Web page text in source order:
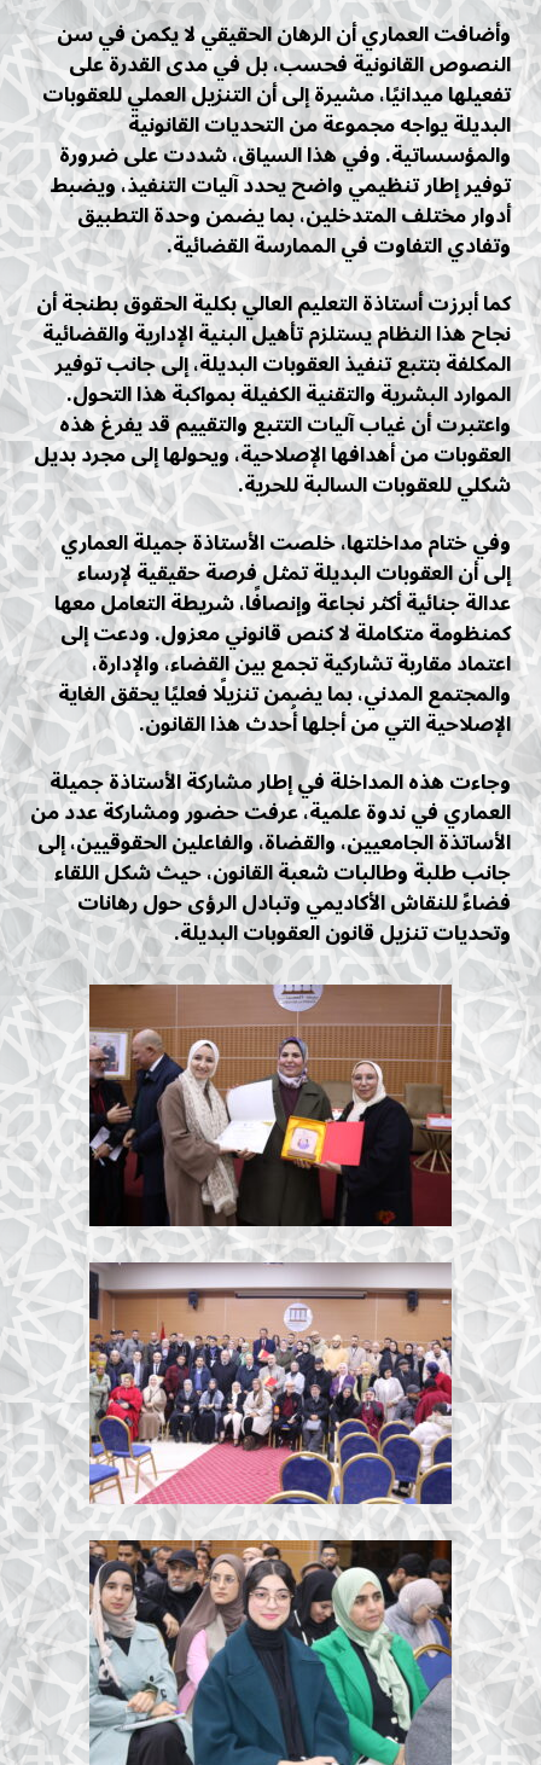
وأضافت العماري أن الرهان الحقيقي لا يكمن في سن
النصوص القانونية فحسب، بل في مدى القدرة على
تفعيلها ميدانيًا، مشيرة إلى أن التنزيل العملي للعقوبات
البديلة يواجه مجموعة من التحديات القانونية
والمؤسساتية. وفي هذا السياق، شددت على ضرورة
توفير إطار تنظيمي واضح يحدد آليات التنفيذ، ويضبط
أدوار مختلف المتدخلين، بما يضمن وحدة التطبيق
وتفادي التفاوت في الممارسة القضائية.
كما أبرزت أستاذة التعليم العالي بكلية الحقوق بطنجة أن
نجاح هذا النظام يستلزم تأهيل البنية الإدارية والقضائية
المكلفة بتتبع تنفيذ العقوبات البديلة، إلى جانب توفير
الموارد البشرية والتقنية الكفيلة بمواكبة هذا التحول.
واعتبرت أن غياب آليات التتبع والتقييم قد يفرغ هذه
العقوبات من أهدافها الإصلاحية، ويحولها إلى مجرد بديل
شكلي للعقوبات السالبة للحرية.
وفي ختام مداخلتها، خلصت الأستاذة جميلة العماري
إلى أن العقوبات البديلة تمثل فرصة حقيقية لإرساء
عدالة جنائية أكثر نجاعة وإنصافًا، شريطة التعامل معها
كمنظومة متكاملة لا كنص قانوني معزول. ودعت إلى
اعتماد مقاربة تشاركية تجمع بين القضاء، والإدارة،
والمجتمع المدني، بما يضمن تنزيلًا فعليًا يحقق الغاية
الإصلاحية التي من أجلها أُحدث هذا القانون.
وجاءت هذه المداخلة في إطار مشاركة الأستاذة جميلة
العماري في ندوة علمية، عرفت حضور ومشاركة عدد من
الأساتذة الجامعيين، والقضاة، والفاعلين الحقوقيين، إلى
جانب طلبة وطالبات شعبة القانون، حيث شكل اللقاء
فضاءً للنقاش الأكاديمي وتبادل الرؤى حول رهانات
وتحديات تنزيل قانون العقوبات البديلة.